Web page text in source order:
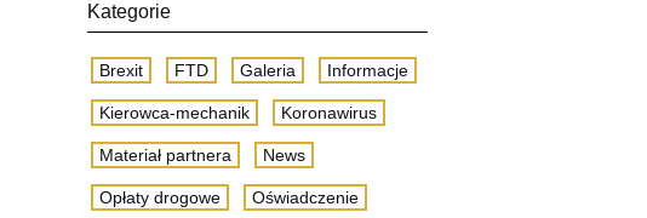
Kategorie
Brexit FTD Galeria Informacje
Kierowca-mechanik Koronawirus
Materiał partnera News
Opłaty drogowe Oświadczenie